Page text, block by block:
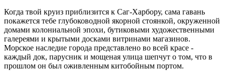
Когда твой круиз приблизится к Саг-Харбору, сама гавань
покажется тебе глубоководной якорной стоянкой, окруженной
домами колониальной эпохи, бутиковыми художественными
галереями и крытыми досками витринами магазинов.
Морское наследие города представлено во всей красе -
каждый док, парусник и мощеная улица шепчут о том, что в
прошлом он был оживленным китобойным портом.